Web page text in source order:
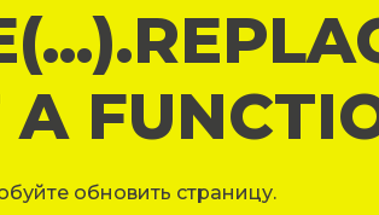
A
обновить страницу.